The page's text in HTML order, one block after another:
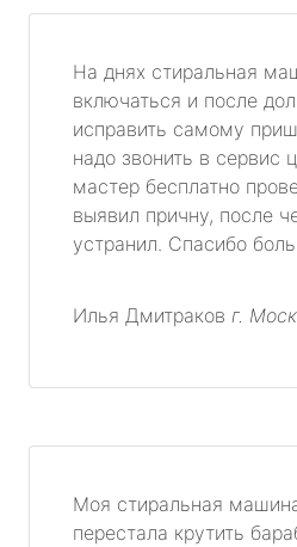
На днях стиральная
включаться и после
исправить самому
надо звонить в сервис
мастер бесплатно
выявил причну, после
устранил. Спасибо
Илья Дмитраков г.
Моя стиральная
перестала крутить